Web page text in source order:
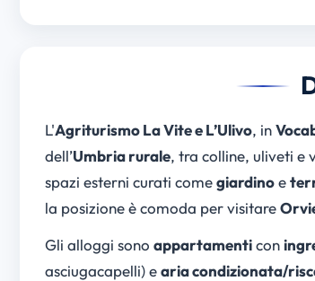
L'Agriturismo La Vite e L’Ulivo, in
dell’Umbria rurale, tra colline, uliveti e
spazi esterni curati comegiardinoe
la posizione è comoda per visitare
Gli alloggi sono appartamenticon
asciugacapelli) earia condizionata/